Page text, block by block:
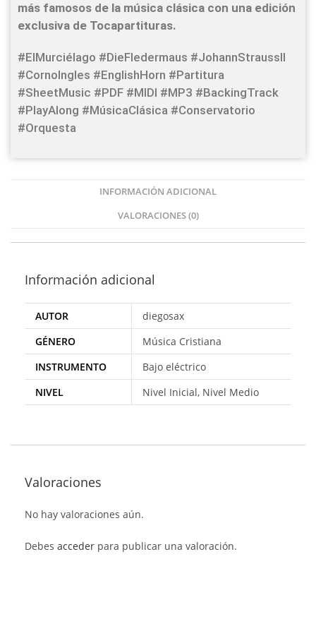
más famosos de la música clásica con una edición
exclusiva de Tocapartituras.
#ElMurciélago #DieFledermaus #JohannStraussII
#CornoIngles #EnglishHorn #Partitura
#SheetMusic #PDF #MIDI #MP3 #BackingTrack
#PlayAlong #MúsicaClásica #Conservatorio
#Orquesta
INFORMACIÓN ADICIONAL
VALORACIONES (0)
Información adicional
AUTOR
diegosax
GÉNERO
Música Cristiana
INSTRUMENTO
Bajo eléctrico
NIVEL
Nivel Inicial, Nivel Medio
Valoraciones
No hay valoraciones aún.
Debes acceder para publicar una valoración.